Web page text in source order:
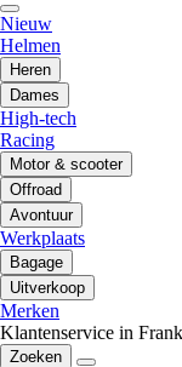
Nieuw
Helmen
Heren
Dames
High-tech
Racing
Motor & scooter
Offroad
Avontuur
Werkplaats
Bagage
Uitverkoop
Merken
Klantenservice in
Zoeken